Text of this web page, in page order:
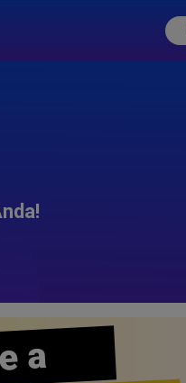
a